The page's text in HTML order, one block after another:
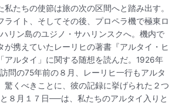
私たちの使節は旅の次の区間へと踏み出す。
ライト、そしてその後、プロペラ機で極東ロ
リン島のユジノ・サハリンスクへ。機内で
が携えていたレーリヒの著書『アルタイ・ヒ
アルタイ」に関する随想を読んだ。1926年
問の75年前の８月、レーリヒ一行もアルタ
驚くべきことに、彼の記録に挙げられた２つ
８月１７日──は、私たちのアルタイ入りと